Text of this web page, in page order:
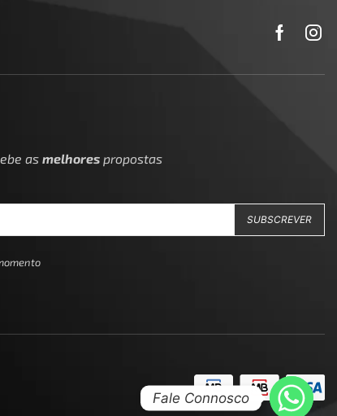
asmelhores propostas
Fale Connosco